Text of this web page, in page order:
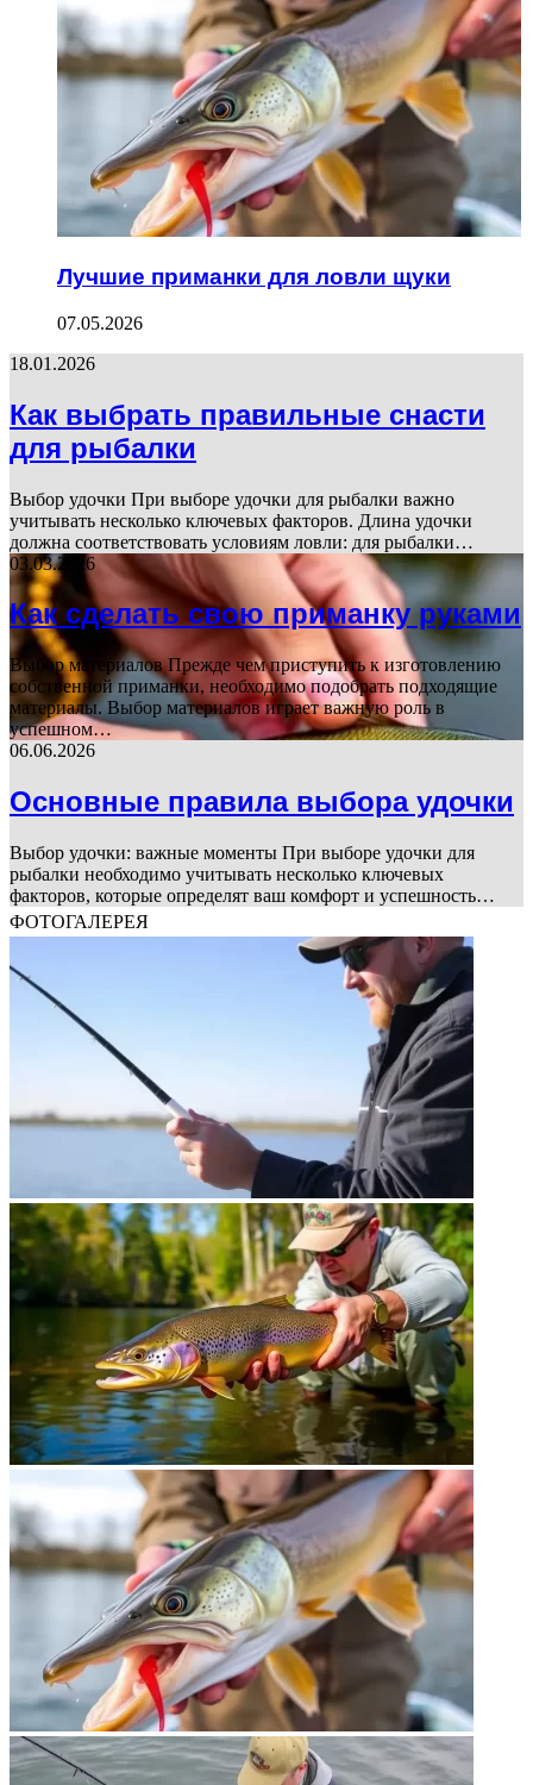
Лучшие приманки для ловли щуки
07.05.2026
18.01.2026
Как выбрать правильные снасти
для рыбалки
Выбор удочки При выборе удочки для рыбалки важно
учитывать несколько ключевых факторов. Длина удочки
должна соответствовать условиям ловли: для рыбалки…
03.03.2026
Как сделать свою приманку руками
Выбор материалов Прежде чем приступить к изготовлению
собственной приманки, необходимо подобрать подходящие
материалы. Выбор материалов играет важную роль в
успешном…
06.06.2026
Основные правила выбора удочки
Выбор удочки: важные моменты При выборе удочки для
рыбалки необходимо учитывать несколько ключевых
факторов, которые определят ваш комфорт и успешность…
ФОТОГАЛЕРЕЯ